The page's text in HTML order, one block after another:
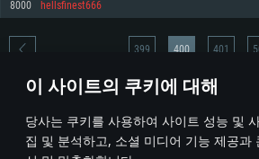
이 사이트의 쿠키에 대해
당사는 쿠키를 사용하여 사이트 성능 및
집 및 분석하고, 소셜 미디어 기능 제공과
570 혹은 그 이상
여유 저장 공간: 62.2 GB (전체 클라이언트)
네트워크: 브로드밴드 인터넷
여유 저장 공간: 62.2 GB (전체 클라이언트)
그래픽 카드: Vulkan 을 지원하고, 최신 그래픽 드
1060 (6개월 미만) 혹은 그와 동급의 성능을 가지
지원하는 AMD RX 570 (6개월 미만; 최소사양 지
여유 저장 공간: 62.2 GB (전체 클라이언트)
8000 hellsfinest666
* 순위표는 매일 1회 갱신됩니다
399 400 401